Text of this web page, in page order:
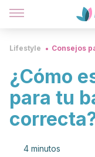
Lifestyle Consejos
¿Cómo
para tu
4 minutos